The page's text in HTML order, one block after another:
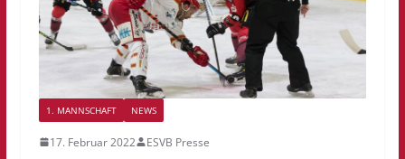
1. MANNSCHAFT NEWS
17. Februar 2022 ESVB Presse